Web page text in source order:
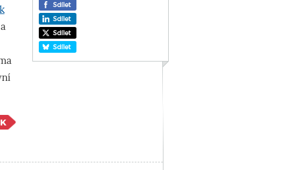
Sdílet
Sdílet
Sdílet
Sdílet